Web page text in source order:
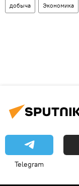
добыча Экономика
Telegram